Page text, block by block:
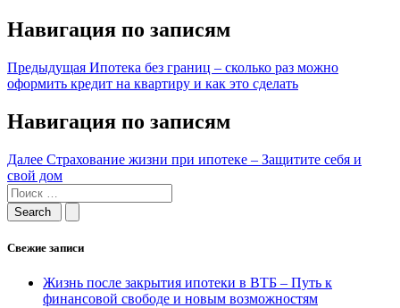
Навигация по записям
Предыдущая Ипотека без границ – сколько раз можно
оформить кредит на квартиру и как это сделать
Навигация по записям
Далее Страхование жизни при ипотеке – Защитите себя и
свой дом
Свежие записи
Жизнь после закрытия ипотеки в ВТБ – Путь к
финансовой свободе и новым возможностям